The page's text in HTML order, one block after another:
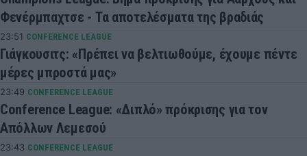
Φενέρμπαχτσε - Τα αποτελέσματα της βραδιάς
23:51 CONFERENCE LEAGUE
Γιάγκουσιτς: «Πρέπει να βελτιωθούμε, έχουμε πέντε
μέρες μπροστά μας»
23:49 CONFERENCE LEAGUE
Conference League: «Διπλό» πρόκρισης για τον
Απόλλων Λεμεσού
23:43 CONFERENCE LEAGUE